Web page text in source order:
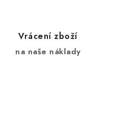
Vrácení zboží
na naše náklady